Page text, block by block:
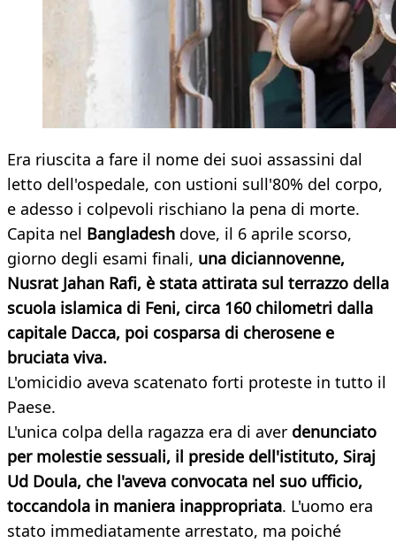
Era riuscita a fare il nome dei suoi assassini dal
letto dell'ospedale, con ustioni sull'80% del corpo,
e adesso i colpevoli rischiano la pena di morte.
Capita nel Bangladesh dove, il 6 aprile scorso,
giorno degli esami finali, una diciannovenne,
Nusrat Jahan Rafi, è stata attirata sul terrazzo della
scuola islamica di Feni, circa 160 chilometri dalla
capitale Dacca, poi cosparsa di cherosene e
bruciata viva.
L'omicidio aveva scatenato forti proteste in tutto il
Paese.
L'unica colpa della ragazza era di aver denunciato
per molestie sessuali, il preside dell'istituto, Siraj
Ud Doula, che l'aveva convocata nel suo ufficio,
toccandola in maniera inappropriata. L'uomo era
stato immediatamente arrestato, ma poiché